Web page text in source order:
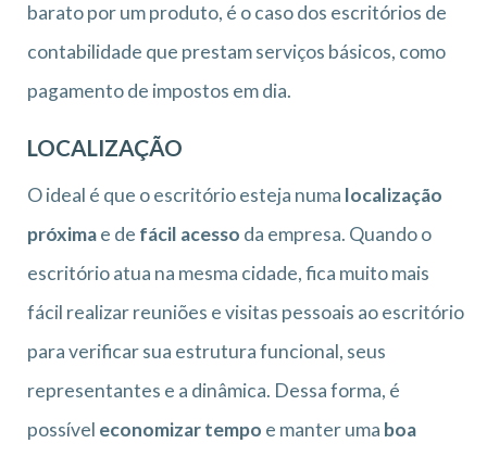
barato por um produto, é o caso dos escritórios de
contabilidade que prestam serviços básicos, como
pagamento de impostos em dia.
LOCALIZAÇÃO
O ideal é que o escritório esteja numa localização
próximae de fácil acesso da empresa. Quando o
escritório atua na mesma cidade, fica muito mais
fácil realizar reuniões e visitas pessoais ao escritório
para verificar sua estrutura funcional, seus
representantes e a dinâmica. Dessa forma, é
possível economizar tempo e manter uma boa